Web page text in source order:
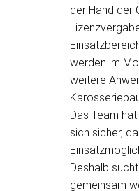
der Hand der
werden im
weitere
Das Team
sich sicher,
Deshalb
gemeinsam